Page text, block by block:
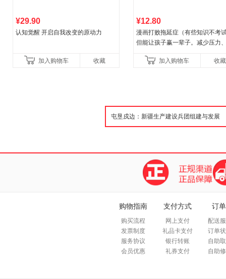
¥29.90
认知觉醒 开启自我改变的原动力
加入购物车 收藏
¥12.80
漫画打败拖延症（有些知识不考
但能让孩子赢一辈子。减少压力
合“小行动”触发大脑行动开
加入购物车 收藏
购物指南
购买流程
发票制度
服务协议
会员优惠
支付方式
网上支付
礼品卡支付
银行转账
礼券支付
订
配送
订单
自助
自助